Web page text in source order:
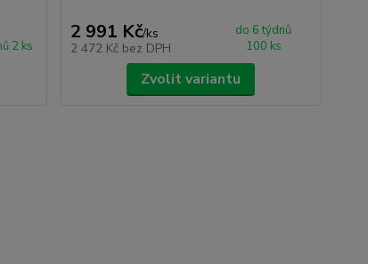
2 ks
2 991 Kč/ks
2 472 Kč bez DPH
do 6 týdnů
100 ks
Zvolit variantu